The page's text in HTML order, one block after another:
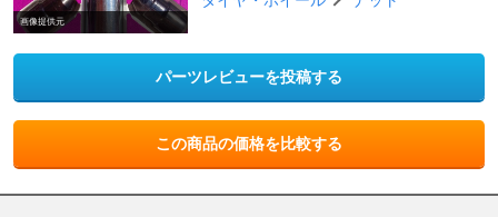
画像提供元
パーツレビューを投稿する
この商品の価格を比較する